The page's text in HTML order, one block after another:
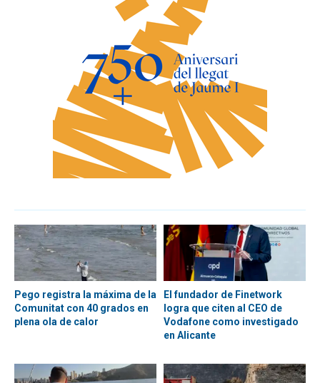
Pego registra la máxima de la
Comunitat con 40 grados en
plena ola de calor
El fundador de Finetwork
logra que citen al CEO de
Vodafone como investigado
en Alicante